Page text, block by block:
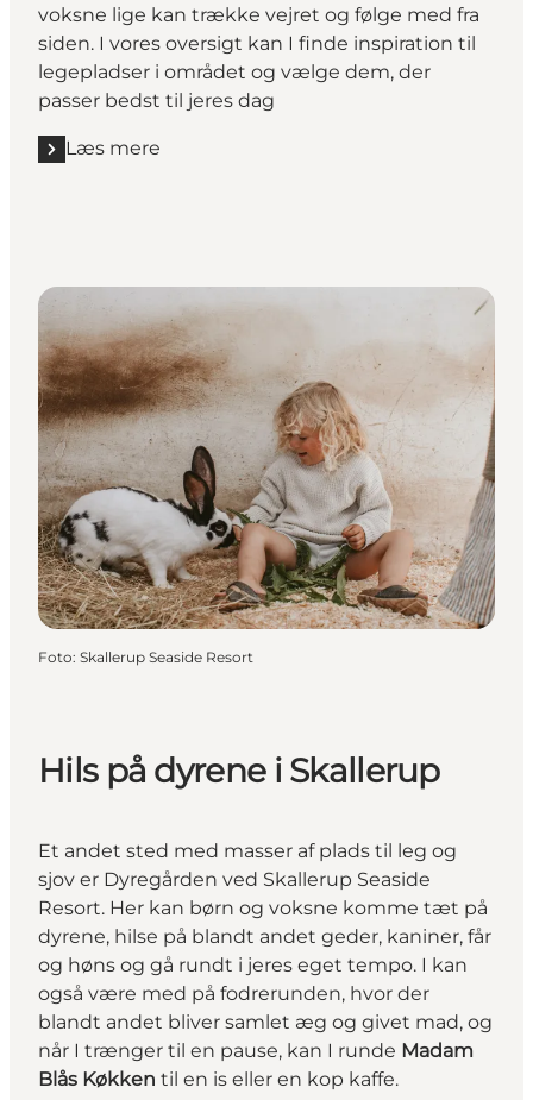
voksne lige kan trække vejret og følge med fra
siden. I vores oversigt kan I finde inspiration til
legepladser i området og vælge dem, der
passer bedst til jeres dag
Læs mere
Læs mere "Find en legeplads i nærheden"
Foto: Skallerup Seaside Resort
Hils på dyrene i Skallerup
Et andet sted med masser af plads til leg og
sjov er Dyregården ved Skallerup Seaside
Resort. Her kan børn og voksne komme tæt på
dyrene, hilse på blandt andet geder, kaniner, får
og høns og gå rundt i jeres eget tempo. I kan
også være med på fodrerunden, hvor der
blandt andet bliver samlet æg og givet mad, og
når I trænger til en pause, kan I runde Madam
Blås Køkken til en is eller en kop kaffe.